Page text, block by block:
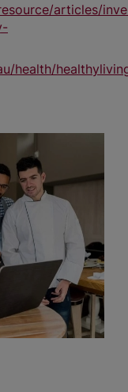
articles/
health/